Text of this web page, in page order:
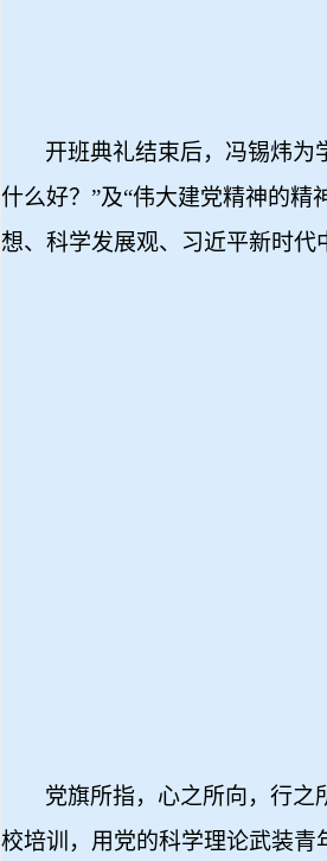
开班典礼结束后，冯锡炜为
什么好？”及“伟大建党精神的精
想、科学发展观、习近平新时代
党旗所指，心之所向，行之
校培训，用党的科学理论武装